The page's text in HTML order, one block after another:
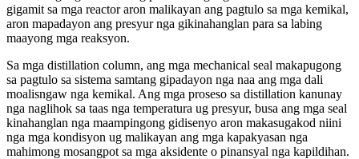
gigamit sa mga reactor aron malikayan ang pagtulo sa mga kemikal,
aron mapadayon ang presyur nga gikinahanglan para sa labing
maayong mga reaksyon.
Sa mga distillation column, ang mga mechanical seal makapugong
sa pagtulo sa sistema samtang gipadayon nga naa ang mga dali
moalisngaw nga kemikal. Ang mga proseso sa distillation kanunay
nga naglihok sa taas nga temperatura ug presyur, busa ang mga seal
kinahanglan nga maampingong gidisenyo aron makasugakod niini
nga mga kondisyon ug malikayan ang mga kapakyasan nga
mahimong mosangpot sa mga aksidente o pinansyal nga kapildihan.